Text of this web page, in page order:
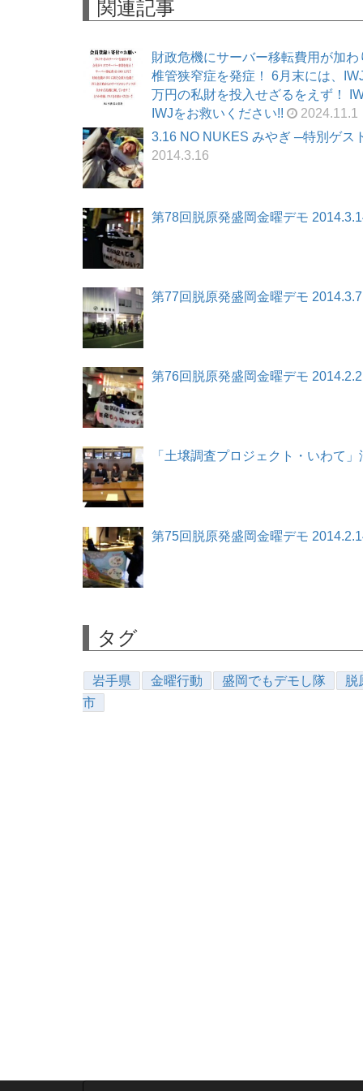
関連記事
財政危機にサーバー移転費用が加
椎管狭窄症を発症！ 6月末には、
万円の私財を投入せざるをえず！
IWJをお救いください!!
2024.11.1
3.16 NO NUKES みやぎ ─特別ゲス
2014.3.16
第78回脱原発盛岡金曜デモ
第77回脱原発盛岡金曜デモ 2014.3.7
第76回脱原発盛岡金曜デモ
「土壌調査プロジェクト・いわて
第75回脱原発盛岡金曜デモ
タグ
岩手県 金曜行動 盛岡でもデモし隊 脱
市